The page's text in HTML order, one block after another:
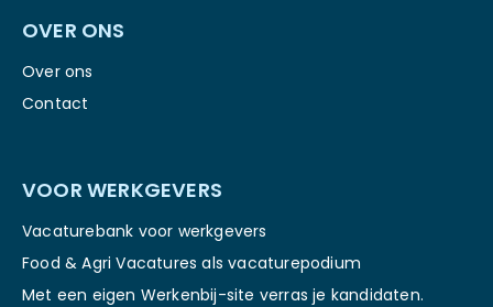
OVER ONS
Over ons
Contact
VOOR WERKGEVERS
Vacaturebank voor werkgevers
Food & Agri Vacatures als vacaturepodium
Met een eigen Werkenbij-site verras je kandidaten.